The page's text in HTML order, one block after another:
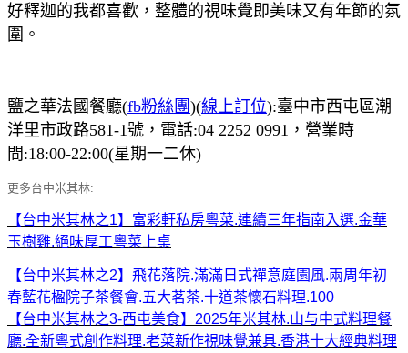
好釋迦的我都喜歡，整體的視味覺即美味又有年節的氛
圍。
鹽之華法國餐廳(fb粉絲團)(線上訂位):臺中市西屯區潮
洋里市政路581-1號，電話:04 2252 0991，營業時
間:18:00-22:00(星期一二休)
更多台中米其林:
【台中米其林之1】富彩軒私房粵菜.連續三年指南入選.金華
玉樹雞.絕味厚工粵菜上桌
【台中米其林之2】飛花落院.滿滿日式禪意庭園風.兩周年初
春藍花楹院子茶餐會.五大茗茶.十道茶懷石料理.100
【台中米其林之3-西屯美食】2025年米其林.山与中式料理餐
廳.全新粵式創作料理.老菜新作視味覺兼具.香港十大經典料理